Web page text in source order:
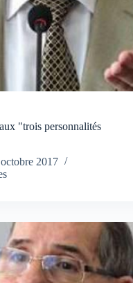
"trois personnalités
2017